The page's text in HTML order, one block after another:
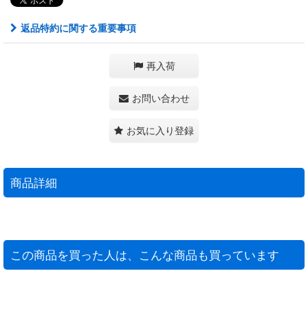
返品特約に関する重要事項
再入荷
お問い合わせ
お気に入り登録
商品詳細
この商品を買った人は、こんな商品も買っています